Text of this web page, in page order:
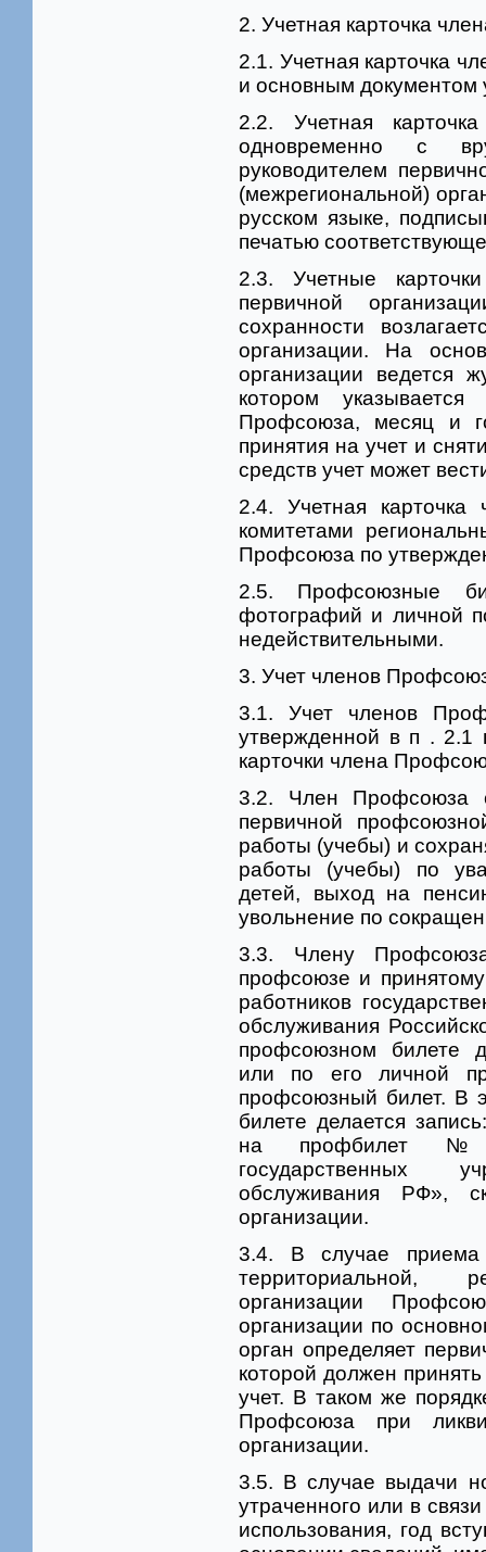
2. Учетная карточка
2.1. Учетная карточка
и основным
2.2. Учетная
одновременно с
руководителем
(межрегиональной)
русском языке,
печатью
2.3. Учетные
первичной
сохранности
организации. На
организации ведется
котором
Профсоюза, месяц и
принятия на учет и
средств учет может
2.4. Учетная карточка
комитетами
Профсоюза по
2.5. Профсоюзные
фотографий и личной
недействительными.
3. Учет членов
3.1. Учет членов
утвержденной в п . 2.1
карточки члена
3.2. Член Профсоюза
первичной
работы (учебы) и
работы (учебы) по
детей, выход на
увольнение по
3.3. Члену
профсоюзе и
работников
обслуживания
профсоюзном билете
или по его личной
профсоюзный билет. В
билете делается
на профбилет
государственных
обслуживания РФ»,
организации.
3.4. В случае
территориальной,
организации
организации по
орган определяет
которой должен
учет. В таком же
Профсоюза при
организации.
3.5. В случае выдачи
утраченного или в
использования, год